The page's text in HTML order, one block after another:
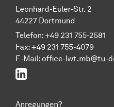
Leonhard-Euler-Str. 2
44227 Dortmund
Telefon: +49 231 755-2581
Fax: +49 231 755-4079
E-Mail: office-lwt.mb@tu-
LinkedIn
Anregungen?